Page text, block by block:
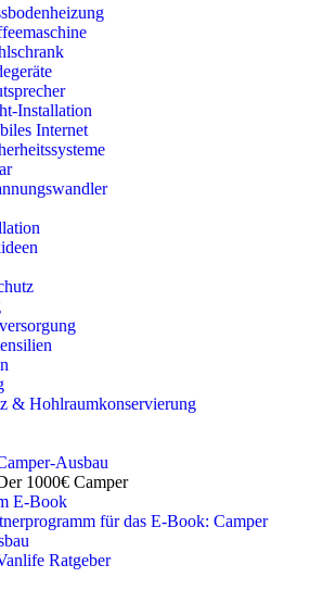
Installation
Internet
& Hohlraumkonservierung
Ausbau
1000€ Camper
E-Book
für das E-Book: Camper
Ratgeber